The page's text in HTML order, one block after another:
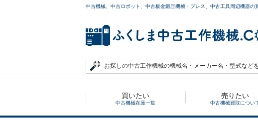
中古機械、中古ロボット、中古板金鍛圧機械・プレス、中古工具周辺機器
買いたい
中古機械在庫一覧
売りたい
中古機械買取につい